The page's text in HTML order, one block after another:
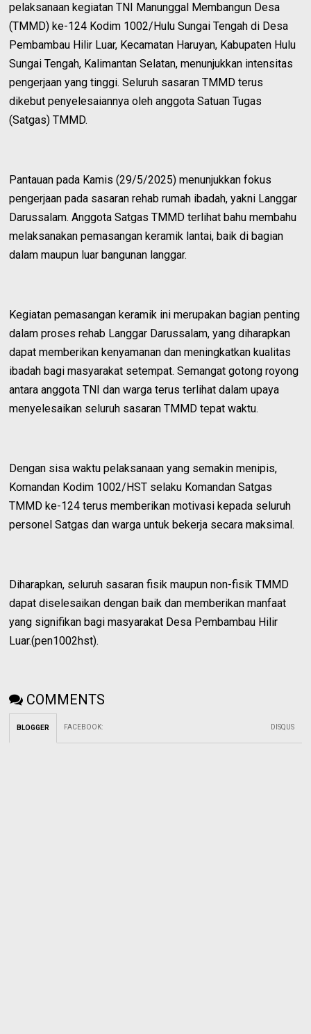
pelaksanaan kegiatan TNI Manunggal Membangun Desa
(TMMD) ke-124 Kodim 1002/Hulu Sungai Tengah di Desa
Pembambau Hilir Luar, Kecamatan Haruyan, Kabupaten Hulu
Sungai Tengah, Kalimantan Selatan, menunjukkan intensitas
pengerjaan yang tinggi. Seluruh sasaran TMMD terus
dikebut penyelesaiannya oleh anggota Satuan Tugas
(Satgas) TMMD.
Pantauan pada Kamis (29/5/2025) menunjukkan fokus
pengerjaan pada sasaran rehab rumah ibadah, yakni Langgar
Darussalam. Anggota Satgas TMMD terlihat bahu membahu
melaksanakan pemasangan keramik lantai, baik di bagian
dalam maupun luar bangunan langgar.
Kegiatan pemasangan keramik ini merupakan bagian penting
dalam proses rehab Langgar Darussalam, yang diharapkan
dapat memberikan kenyamanan dan meningkatkan kualitas
ibadah bagi masyarakat setempat. Semangat gotong royong
antara anggota TNI dan warga terus terlihat dalam upaya
menyelesaikan seluruh sasaran TMMD tepat waktu.
Dengan sisa waktu pelaksanaan yang semakin menipis,
Komandan Kodim 1002/HST selaku Komandan Satgas
TMMD ke-124 terus memberikan motivasi kepada seluruh
personel Satgas dan warga untuk bekerja secara maksimal.
Diharapkan, seluruh sasaran fisik maupun non-fisik TMMD
dapat diselesaikan dengan baik dan memberikan manfaat
yang signifikan bagi masyarakat Desa Pembambau Hilir
Luar.(pen1002hst).
COMMENTS
BLOGGER FACEBOOK: DISQUS